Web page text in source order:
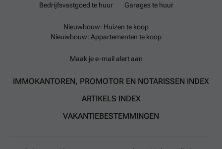
Bedrijfsvastgoed te huur
Garages te huur
Nieuwbouw: Huizen te koop
Nieuwbouw: Appartementen te koop
Maak je e-mail alert aan
IMMOKANTOREN, PROMOTOR EN NOTARISSEN INDEX
ARTIKELS INDEX
VAKANTIEBESTEMMINGEN